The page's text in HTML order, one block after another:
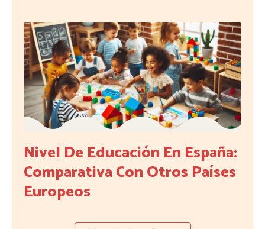
Nivel De Educación En España:
Comparativa Con Otros Países
Europeos